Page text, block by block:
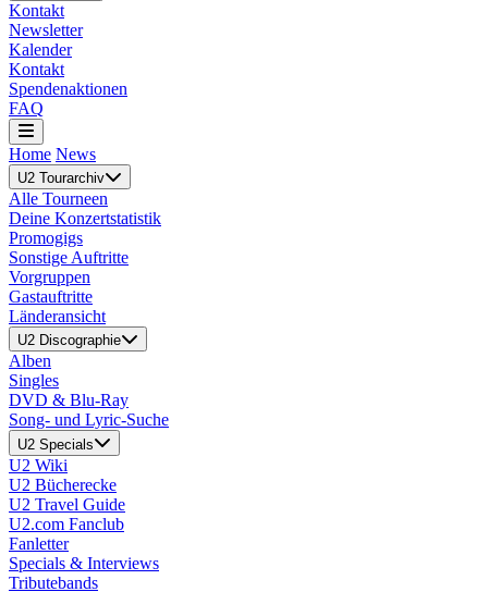
Kontakt
Newsletter
Kalender
Kontakt
Spendenaktionen
FAQ
Home News
U2 Tourarchiv
Alle Tourneen
Deine Konzertstatistik
Promogigs
Sonstige Auftritte
Vorgruppen
Gastauftritte
Länderansicht
U2 Discographie
Alben
Singles
DVD & Blu-Ray
Song- und Lyric-Suche
U2 Specials
U2 Wiki
U2 Bücherecke
U2 Travel Guide
U2.com Fanclub
Fanletter
Specials & Interviews
Tributebands